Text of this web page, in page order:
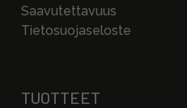
Saavutettavuus
Tietosuojaseloste
TUOTTEET